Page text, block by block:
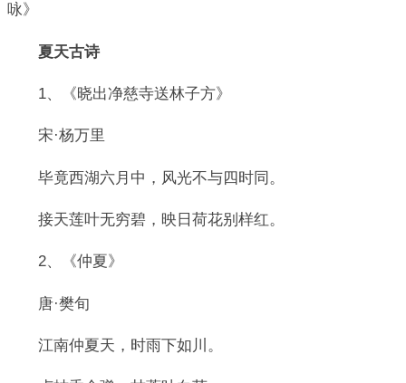
咏》
夏天古诗
1、《晓出净慈寺送林子方》
宋·杨万里
毕竟西湖六月中，风光不与四时同。
接天莲叶无穷碧，映日荷花别样红。
2、《仲夏》
唐·樊旬
江南仲夏天，时雨下如川。